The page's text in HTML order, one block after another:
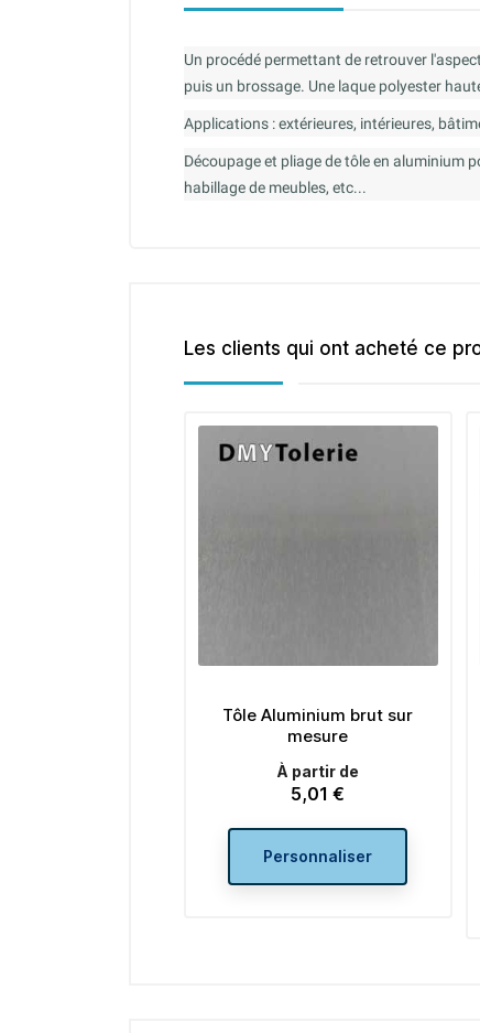
Un procédé permettant de retrouver
puis un brossage. Une laque polyester
Applications : extérieures, intérieures,
Découpage et pliage de tôle en aluminium
habillage de meubles, etc...
Les clients qui ont acheté ce
Tôle Aluminium brut sur
mesure
À partir de
Prix
5,01 €
Personnaliser